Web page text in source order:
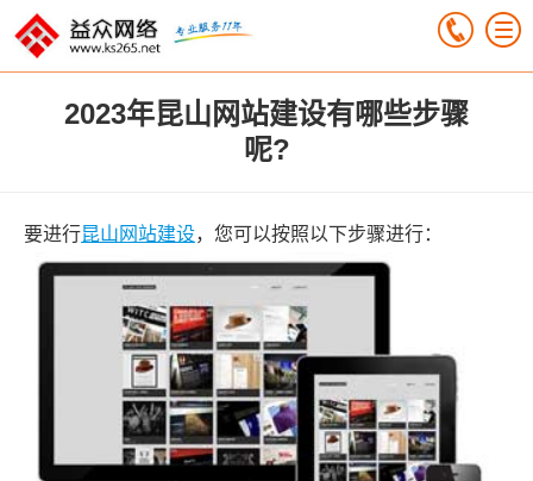
2023年昆山网站建设有哪些步骤
呢?
要进行昆山网站建设，您可以按照以下步骤进行：